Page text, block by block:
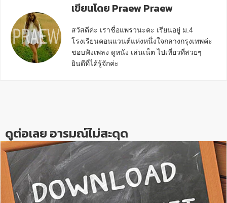
เขียนโดย Praew Praew
สวัสดีค่ะ เราชื่อแพรวนะคะ เรียนอยู่ ม.4
โรงเรียนคอนแวนต์แห่งหนึ่งใจกลางกรุงเทพค่ะ
ชอบฟังเพลง ดูหนัง เล่นเน็ต ไปเที่ยวที่สวยๆ
ยินดีที่ได้รู้จักค่ะ
ดูต่อเลย อารมณ์ไม่สะดุด